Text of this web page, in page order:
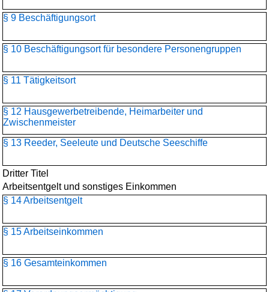
§ 9 Beschäftigungsort
§ 10 Beschäftigungsort für besondere Personengruppen
§ 11 Tätigkeitsort
§ 12 Hausgewerbetreibende, Heimarbeiter und
Zwischenmeister
§ 13 Reeder, Seeleute und Deutsche Seeschiffe
Dritter Titel
Arbeitsentgelt und sonstiges Einkommen
§ 14 Arbeitsentgelt
§ 15 Arbeitseinkommen
§ 16 Gesamteinkommen